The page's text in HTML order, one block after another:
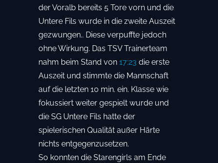
der Voralb bereits 5 Tore vorn und die
Untere Fils wurde in die zweite Auszeit
gezwungen.. Diese verpuffte jedoch
ohne Wirkung. Das TSV Trainerteam
nahm beim Stand von 17:23 die erste
Auszeit und stimmte die Mannschaft
auf die letzten 10 min. ein. Klasse wie
fokussiert weiter gespielt wurde und
die SG Untere Fils hatte der
spielerischen Qualität außer Härte
nichts entgegenzusetzen.
So konnten die Starengirls am Ende